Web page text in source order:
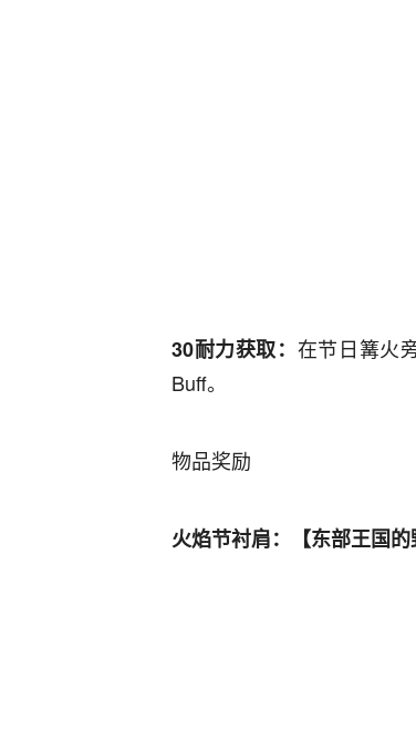
30耐力获取： 在节日篝火
Buff。
物品奖励
火焰节衬肩：【东部王国